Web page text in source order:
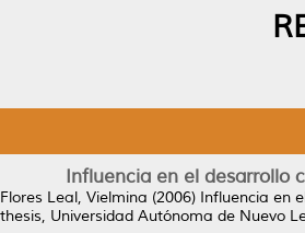
Influencia en el desarrollo
Flores Leal, Vielmina (2006) Influencia en
thesis, Universidad Autónoma de Nuevo